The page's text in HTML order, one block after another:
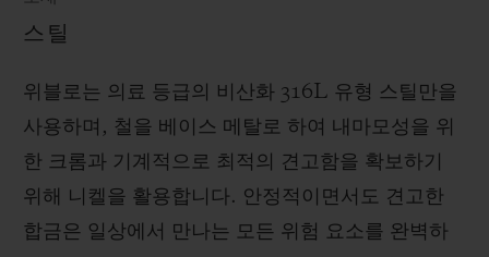
스틸
위블로는 의료 등급의 비산화 316L 유형 스틸만을
사용하며, 철을 베이스 메탈로 하여 내마모성을 위
한 크롬과 기계적으로 최적의 견고함을 확보하기
위해 니켈을 활용합니다. 안정적이면서도 견고한
합금은 일상에서 만나는 모든 위험 요소를 완벽하